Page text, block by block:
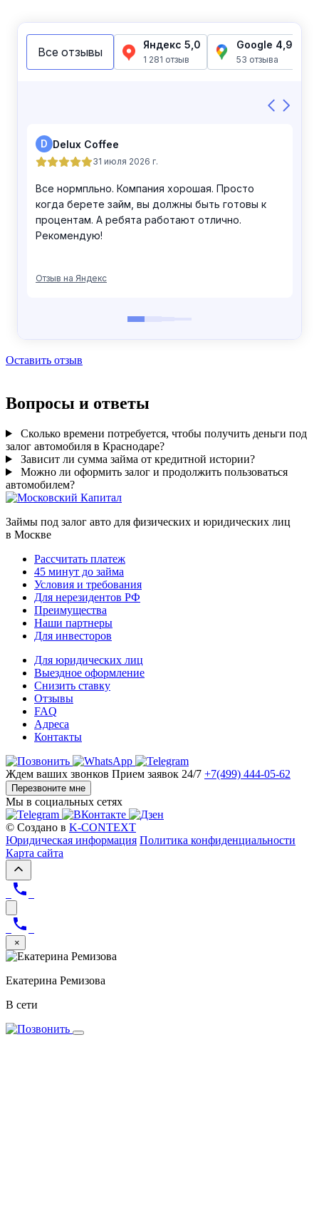
Оставить отзыв
Вопросы и ответы
Сколько времени потребуется, чтобы получить деньги под
залог автомобиля в Краснодаре?
Зависит ли сумма займа от кредитной истории?
Можно ли оформить залог и продолжить пользоваться
автомобилем?
Займы под залог авто для физических и юридических лиц
в Москве
Рассчитать платеж
45 минут до займа
Условия и требования
Для нерезидентов РФ
Преимущества
Наши партнеры
Для инвесторов
Для юридических лиц
Выездное оформление
Снизить ставку
Отзывы
FAQ
Адреса
Контакты
Ждем ваших звонков Прием заявок 24/7 +7(499) 444-05-62
Перезвоните мне
Мы в социальных сетях
© Создано в K-CONTEXT
Юридическая информация Политика конфиденциальности
Карта сайта
×
Екатерина Ремизова
В сети